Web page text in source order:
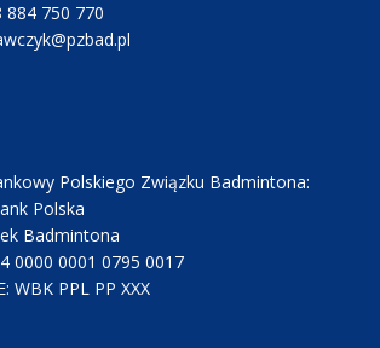
884 750 770
Polskiego Związku Badmintona:
Polska
Badmintona
0000 0001 0795 0017
WBK PPL PP XXX